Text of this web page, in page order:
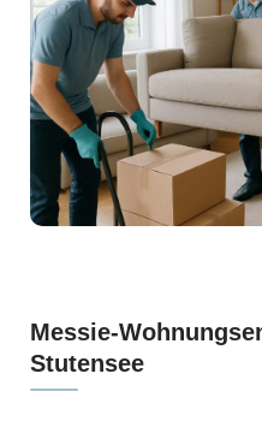
Messie-
Stutensee